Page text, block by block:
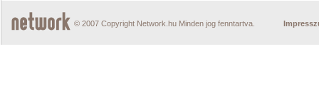
© 2007 Copyright Network.hu Minden jog fenntartva.